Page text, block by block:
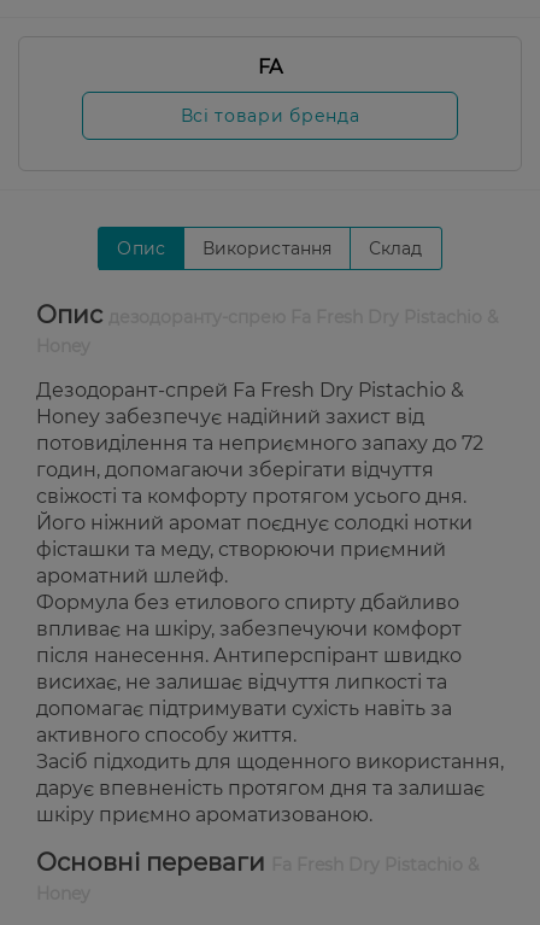
FA
Всі товари бренда
Опис Використання Склад
Опис
Дезодорант-спрей Fa Fresh Dry Pistachio &
Honey забезпечує надійний захист від
потовиділення та неприємного запаху до 72
годин, допомагаючи зберігати відчуття
свіжості та комфорту протягом усього дня.
Його ніжний аромат поєднує солодкі нотки
фісташки та меду, створюючи приємний
ароматний шлейф.
Формула без етилового спирту дбайливо
впливає на шкіру, забезпечуючи комфорт
після нанесення. Антиперспірант швидко
висихає, не залишає відчуття липкості та
допомагає підтримувати сухість навіть за
активного способу життя.
Засіб підходить для щоденного використання,
дарує впевненість протягом дня та залишає
шкіру приємно ароматизованою.
Основні переваги